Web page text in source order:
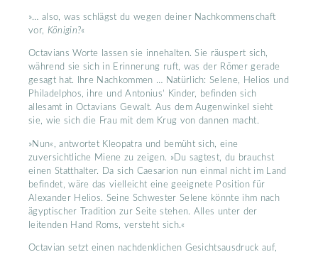
»… also, was schlägst du wegen deiner Nachkommenschaft
vor, Königin?«
Octavians Worte lassen sie innehalten. Sie räuspert sich,
während sie sich in Erinnerung ruft, was der Römer gerade
gesagt hat. Ihre Nachkommen … Natürlich: Selene, Helios und
Philadelphos, ihre und Antonius’ Kinder, befinden sich
allesamt in Octavians Gewalt. Aus dem Augenwinkel sieht
sie, wie sich die Frau mit dem Krug von dannen macht.
»Nun«, antwortet Kleopatra und bemüht sich, eine
zuversichtliche Miene zu zeigen. »Du sagtest, du brauchst
einen Statthalter. Da sich Caesarion nun einmal nicht im Land
befindet, wäre das vielleicht eine geeignete Position für
Alexander Helios. Seine Schwester Selene könnte ihm nach
ägyptischer Tradition zur Seite stehen. Alles unter der
leitenden Hand Roms, versteht sich.«
Octavian setzt einen nachdenklichen Gesichtsausdruck auf,